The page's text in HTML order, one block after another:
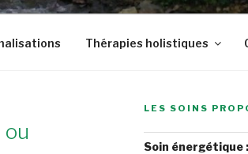
Thérapies holistiques
LES SOINS
Soin énergétique